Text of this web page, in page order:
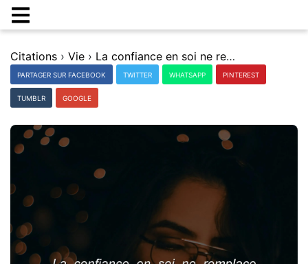
Citations › Vie › La confiance en soi ne remplace pas la compÃ©tence.
PARTAGER SUR FACEBOOK TWITTER WHATSAPP PINTEREST
TUMBLR GOOGLE